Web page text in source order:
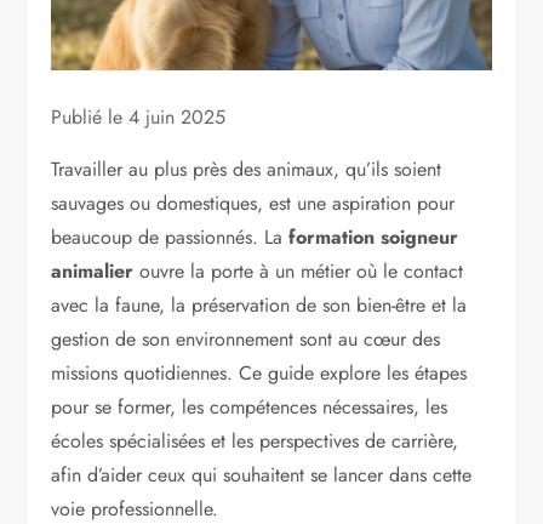
Publié le4 juin 2025
Travailler au plus près des animaux, qu’ils soient
sauvages ou domestiques, est une aspiration pour
beaucoup de passionnés. Laformation soigneur
animalier ouvre la porte à un métier où le contact
avec la faune, la préservation de son bien-être et la
gestion de son environnement sont au cœur des
missions quotidiennes. Ce guide explore les étapes
pour se former, les compétences nécessaires, les
écoles spécialisées et les perspectives de carrière,
afin d’aider ceux qui souhaitent se lancer dans cette
voie professionnelle.